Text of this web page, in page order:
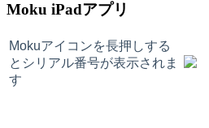
Moku iPadアプリ
Mokuアイコンを長押しする
とシリアル番号が表示されま
す